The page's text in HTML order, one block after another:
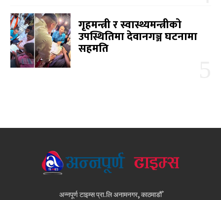
गृहमन्त्री र स्वास्थ्यमन्त्रीको
उपस्थितिमा देवानगञ्ज घटनामा
सहमति
अन्नपूर्ण टाइम्स प्रा.लि अनामनगर, काठमाडौँ